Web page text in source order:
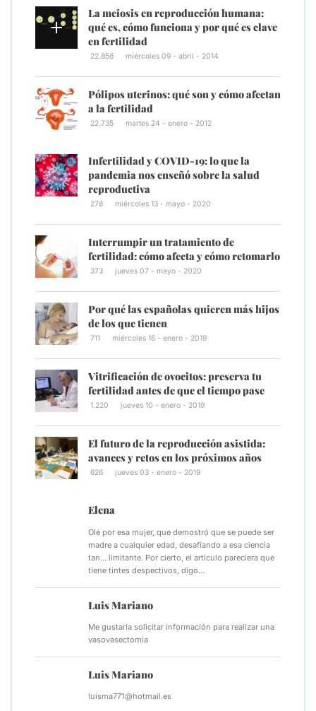
La meiosis en reproducción humana:
qué es, cómo funciona y por qué es clave
en fertilidad
22.856 miércoles 09 - abril - 2014
Pólipos uterinos: qué son y cómo afectan
a la fertilidad
22.735 martes 24 - enero - 2012
Infertilidad y COVID-19: lo que la
pandemia nos enseñó sobre la salud
reproductiva
278 miércoles 13 - mayo - 2020
Interrumpir un tratamiento de
fertilidad: cómo afecta y cómo retomarlo
373 jueves 07 - mayo - 2020
Por qué las españolas quieren más hijos
de los que tienen
711 miércoles 16 - enero - 2019
Vitrificación de ovocitos: preserva tu
fertilidad antes de que el tiempo pase
1.220 jueves 10 - enero - 2019
El futuro de la reproducción asistida:
avances y retos en los próximos años
626 jueves 03 - enero - 2019
Elena
Olé por esa mujer, que demostró que se puede ser
madre a cualquier edad, desafiando a esa ciencia
tan... limitante. Por cierto, el artículo pareciera que
tiene tintes despectivos, digo…
Luis Mariano
Me gustaría solicitar información para realizar una
vasovasectomia
Luis Mariano
luisma771@hotmail.es